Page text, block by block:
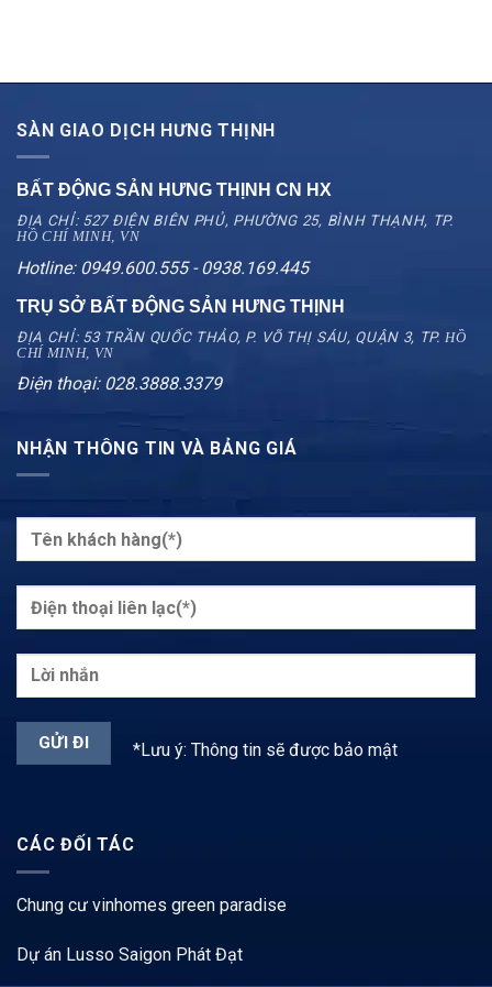
SÀN GIAO DỊCH HƯNG THỊNH
BẤT ĐỘNG SẢN HƯNG THỊNH CN HX
ĐỊA CHỈ: 527 ĐIỆN BIÊN PHỦ, PHƯỜNG 25, BÌNH THẠNH, TP.
HỒ CHÍ MINH, VN
Hotline: 0949.600.555 - 0938.169.445
TRỤ SỞ BẤT ĐỘNG SẢN HƯNG THỊNH
ĐỊA CHỈ: 53 TRẦN QUỐC THẢO, P. VÕ THỊ SÁU, QUẬN 3, TP. HỒ
CHÍ MINH, VN
Điện thoại: 028.3888.3379
NHẬN THÔNG TIN VÀ BẢNG GIÁ
*Lưu ý: Thông tin sẽ được bảo mật
CÁC ĐỐI TÁC
Chung cư vinhomes green paradise
Dự án Lusso Saigon Phát Đạt